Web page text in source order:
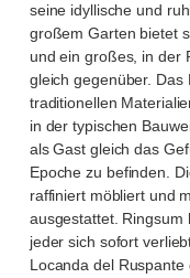
seine idyllische und
großem Garten bietet
und ein großes, in der
gleich gegenüber.
traditionellen
in der typischen
als Gast gleich das
Epoche zu befinden.
raffiniert möbliert und
ausgestattet. Ringsum
jeder sich sofort
Locanda del